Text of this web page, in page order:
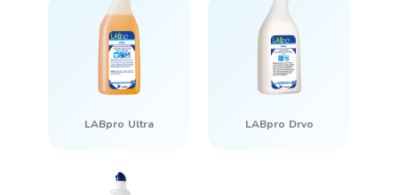
LABpro Ultra LABpro Drvo